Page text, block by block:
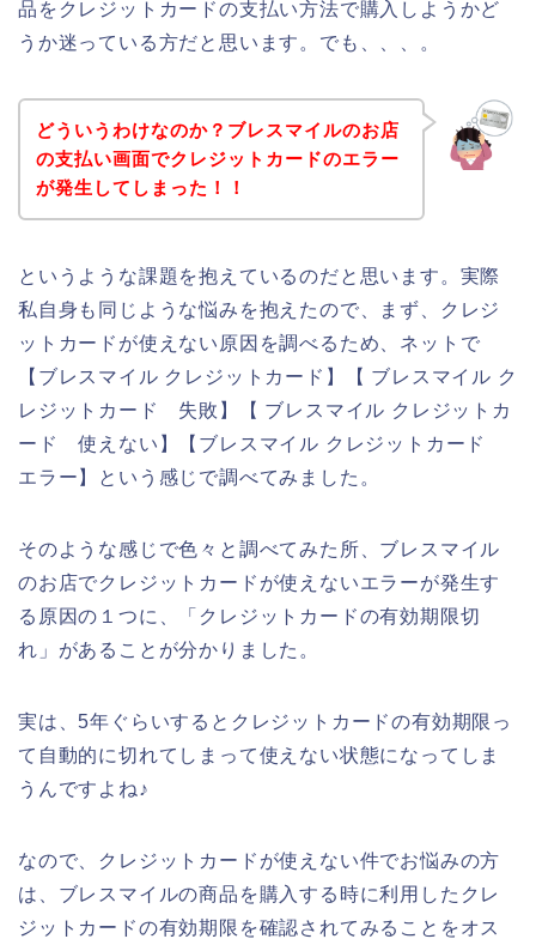
品をクレジットカードの支払い方法で購入しようかど
うか迷っている方だと思います。でも、、、。
どういうわけなのか？ブレスマイルのお店
の支払い画面でクレジットカードのエラー
が発生してしまった！！
というような課題を抱えているのだと思います。実際
私自身も同じような悩みを抱えたので、まず、クレジ
ットカードが使えない原因を調べるため、ネットで
【ブレスマイル クレジットカード】【 ブレスマイル ク
レジットカード 失敗】【 ブレスマイル クレジットカ
ード 使えない】【ブレスマイル クレジットカード
エラー】という感じで調べてみました。
そのような感じで色々と調べてみた所、ブレスマイル
のお店でクレジットカードが使えないエラーが発生す
る原因の１つに、「クレジットカードの有効期限切
れ」があることが分かりました。
実は、5年ぐらいするとクレジットカードの有効期限っ
て自動的に切れてしまって使えない状態になってしま
うんですよね♪
なので、クレジットカードが使えない件でお悩みの方
は、ブレスマイルの商品を購入する時に利用したクレ
ジットカードの有効期限を確認されてみることをオス